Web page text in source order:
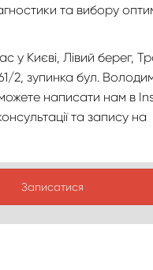
та вибору
у Києві, Лівий берег,
2, зупинка бул.
написати нам в
та запису на
Записатися